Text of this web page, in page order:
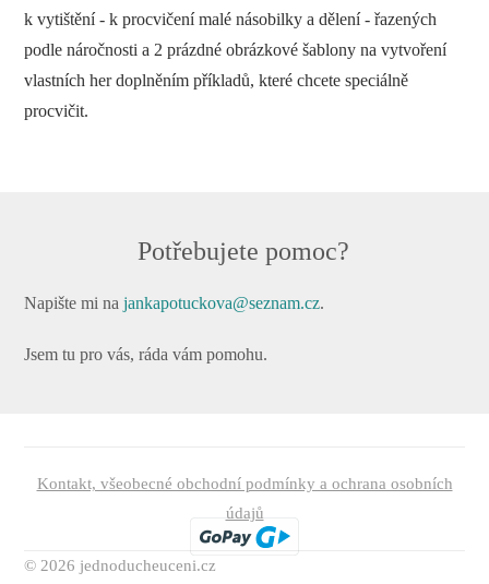
k vytištění - k procvičení malé násobilky a dělení - řazených
podle náročnosti a 2 prázdné obrázkové šablony na vytvoření
vlastních her doplněním příkladů, které chcete speciálně
procvičit.
Potřebujete pomoc?
Napište mi najankapotuckova@seznam.cz.
Jsem tu pro vás, ráda vám pomohu.
Kontakt, všeobecné obchodní podmínky a ochrana osobních
údajů
© 2026 jednoducheuceni.cz